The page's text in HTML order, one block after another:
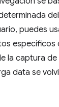
puedes
específicos
la captura de
data se